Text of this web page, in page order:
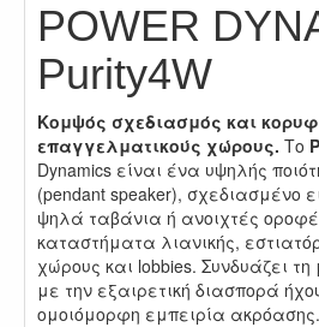
POWER
Purity4W
Κομψός σχεδιασμός και
επαγγελματικούς χώρους. Το
Dynamics είναι ένα υψηλής
(pendant speaker), σχεδιασμένο
ψηλά ταβάνια ή ανοιχτές
καταστήματα λιανικής,
χώρους και lobbies. Συνδυάζει τη
με την εξαιρετική διασπορά
ομοιόμορφη εμπειρία ακρόασης.